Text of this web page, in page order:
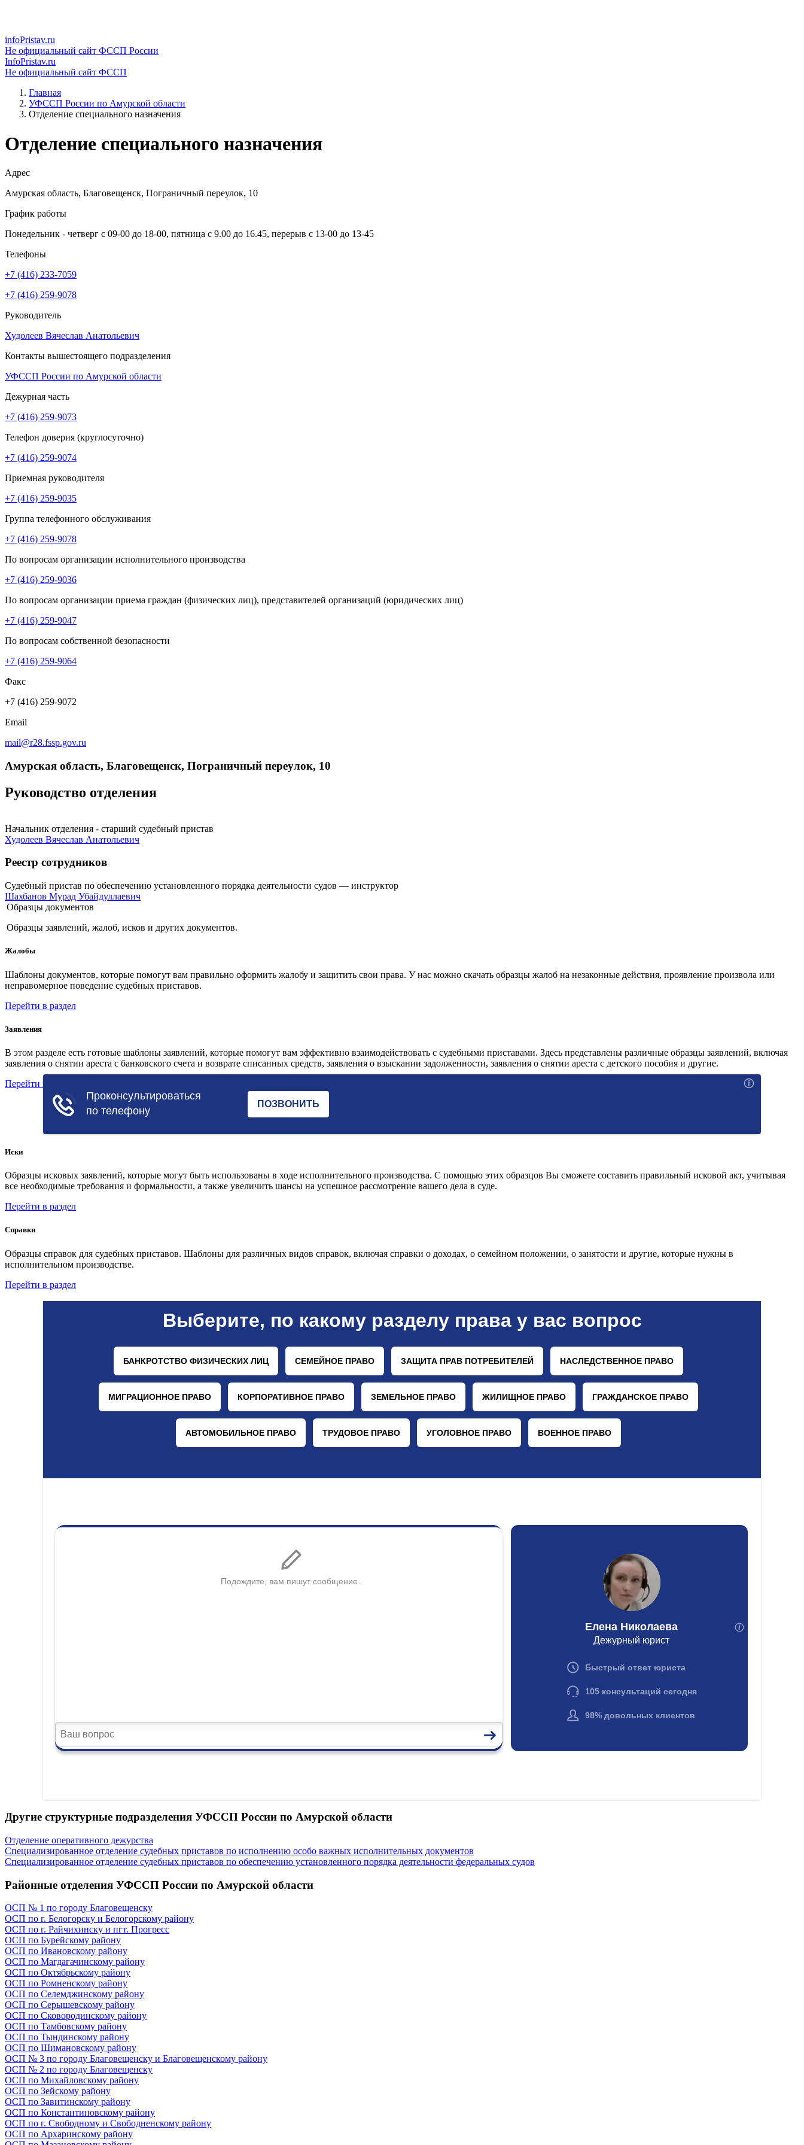
infoPristav.ru
Не официальный сайт ФССП России
InfoPristav.ru
Не официальный сайт ФССП
Главная
УФССП России по Амурской области
Отделение специального назначения
Отделение специального назначения
Адрес
Амурская область, Благовещенск, Пограничный переулок, 10
График работы
Понедельник - четверг с 09-00 до 18-00, пятница с 9.00 до 16.45, перерыв с 13-00 до 13-45
Телефоны
+7 (416) 233-7059
+7 (416) 259-9078
Руководитель
Худолеев Вячеслав Анатольевич
Контакты вышестоящего подразделения
УФССП России по Амурской области
Дежурная часть
+7 (416) 259-9073
Телефон доверия (круглосуточно)
+7 (416) 259-9074
Приемная руководителя
+7 (416) 259-9035
Группа телефонного обслуживания
+7 (416) 259-9078
По вопросам организации исполнительного производства
+7 (416) 259-9036
По вопросам организации приема граждан (физических лиц), представителей организаций (юридических лиц)
+7 (416) 259-9047
По вопросам собственной безопасности
+7 (416) 259-9064
Факс
+7 (416) 259-9072
Email
mail@r28.fssp.gov.ru
Амурская область, Благовещенск, Пограничный переулок, 10
Руководство отделения
Начальник отделения - старший судебный пристав
Худолеев Вячеслав Анатольевич
Реестр сотрудников
Судебный пристав по обеспечению установленного порядка деятельности судов — инструктор
Шахбанов Мурад Убайдуллаевич
Образцы документов
Образцы заявлений, жалоб, исков и других документов.
Жалобы
Шаблоны документов, которые помогут вам правильно оформить жалобу и защитить свои права. У нас можно скачать образцы жалоб на незаконные действия, проявление произвола или
неправомерное поведение судебных приставов.
Перейти в раздел
Заявления
В этом разделе есть готовые шаблоны заявлений, которые помогут вам эффективно взаимодействовать с судебными приставами. Здесь представлены различные образцы заявлений, включая
заявления о снятии ареста с банковского счета и возврате списанных средств, заявления о взыскании задолженности, заявления о снятии ареста с детского пособия и другие.
Перейти в раздел
Иски
Образцы исковых заявлений, которые могут быть использованы в ходе исполнительного производства. С помощью этих образцов Вы сможете составить правильный исковой акт, учитывая
все необходимые требования и формальности, а также увеличить шансы на успешное рассмотрение вашего дела в суде.
Перейти в раздел
Справки
Образцы справок для судебных приставов. Шаблоны для различных видов справок, включая справки о доходах, о семейном положении, о занятости и другие, которые нужны в
исполнительном производстве.
Перейти в раздел
Другие структурные подразделения УФССП России по Амурской области
Отделение оперативного дежурства
Специализированное отделение судебных приставов по исполнению особо важных исполнительных документов
Специализированное отделение судебных приставов по обеспечению установленного порядка деятельности федеральных судов
Районные отделения УФССП России по Амурской области
ОСП № 1 по городу Благовещенску
ОСП по г. Белогорску и Белогорскому району
ОСП по г. Райчихинску и пгт. Прогресс
ОСП по Бурейскому району
ОСП по Ивановскому району
ОСП по Магдагачинскому району
ОСП по Октябрьскому району
ОСП по Ромненскому району
ОСП по Селемджинскому району
ОСП по Серышевскому району
ОСП по Сковородинскому району
ОСП по Тамбовскому району
ОСП по Тындинскому району
ОСП по Шимановскому району
ОСП № 3 по городу Благовещенску и Благовещенскому району
ОСП № 2 по городу Благовещенску
ОСП по Михайловскому району
ОСП по Зейскому району
ОСП по Завитинскому району
ОСП по Константиновскому району
ОСП по г. Свободному и Свободненскому району
ОСП по Архаринскому району